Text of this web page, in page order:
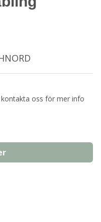
oss för mer info